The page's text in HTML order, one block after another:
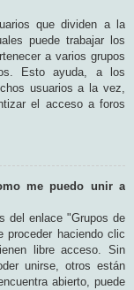
que dividen a la
puede trabajar los
a varios grupos
Esto ayuda, a los
usuarios a la vez,
el acceso a foros
me puedo unir a
del enlace "Grupos de
proceder haciendo clic
libre acceso. Sin
unirse, otros están
abierto, puede